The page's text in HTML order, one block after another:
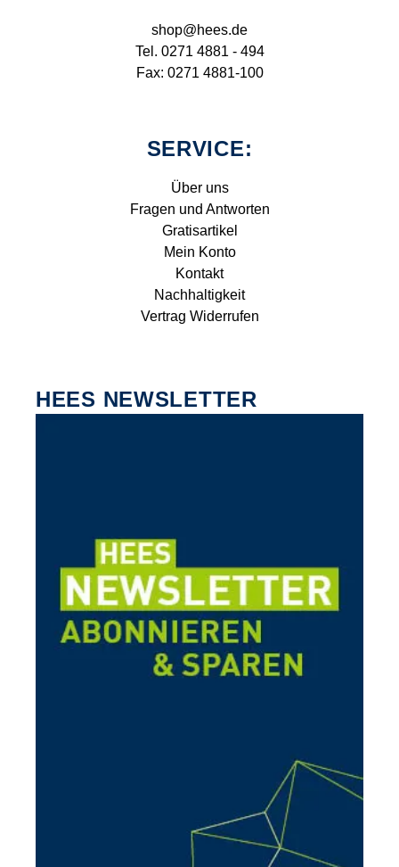
shop@hees.de
Tel. 0271 4881 - 494
Fax: 0271 4881-100
SERVICE:
Über uns
Fragen und Antworten
Gratisartikel
Mein Konto
Kontakt
Nachhaltigkeit
Vertrag Widerrufen
HEES NEWSLETTER